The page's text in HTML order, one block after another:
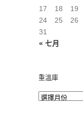
« 七月
17
18 19
24
25 26
31
重溫庫